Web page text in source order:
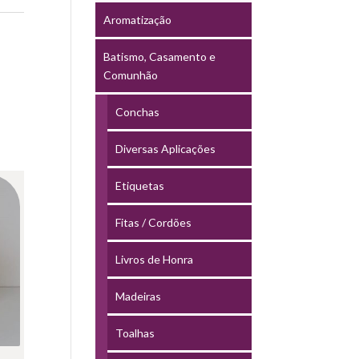
Aromatização
Batismo, Casamento e
Comunhão
Conchas
Diversas Aplicações
Etiquetas
Fitas / Cordões
Livros de Honra
Madeiras
Toalhas